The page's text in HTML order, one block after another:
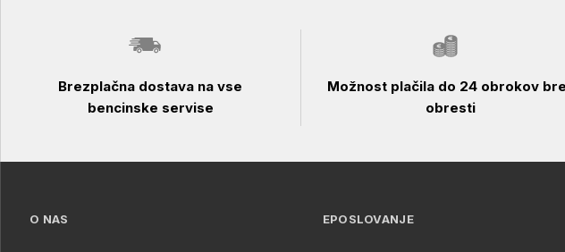
Brezplačna dostava na vse
bencinske servise
Možnost plačila do 24 obrokov
obresti
O NAS EPOSLOVANJE